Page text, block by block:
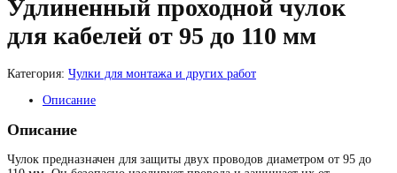
Удлиненный проходной чулок
для кабелей от 95 до 110 мм
Категория: Чулки для монтажа и других работ
Описание
Описание
Чулок предназначен для защиты двух проводов диаметром от 95 до